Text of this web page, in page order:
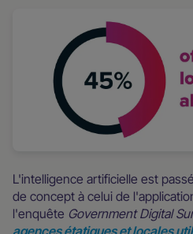
L'intelligence artificielle est
de concept à celui de
l'enquête Government Digital
agences étatiques et locales